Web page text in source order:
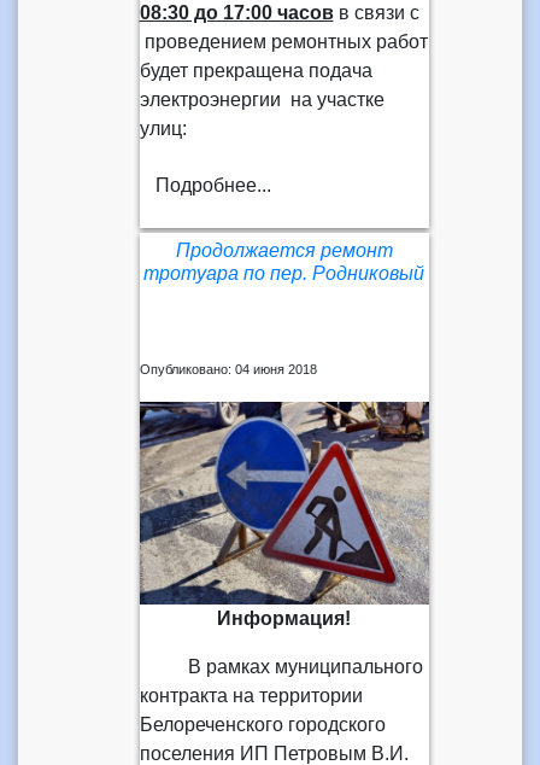
08:30 до 17:00 часовв связи с
проведением ремонтных работ
будет прекращена подача
электроэнергии на участке
улиц:
Подробнее...
Продолжается ремонт
тротуара по пер. Родниковый
Опубликовано: 04 июня 2018
Информация!
В рамках муниципального
контракта на территории
Белореченского городского
поселения ИП Петровым В.И.